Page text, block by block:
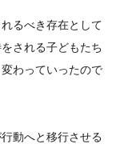
るべき存在として
される子どもたち
わっていったので
動へと移行させる